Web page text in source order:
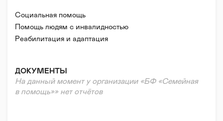
Социальная помощь
Помощь людям с инвалидностью
Реабилитация и адаптация
ДОКУМЕНТЫ
На данный момент у организации «БФ «Семейная
в помощь»» нет отчётов